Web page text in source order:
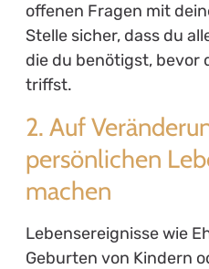
offenen Fragen mit
Stelle sicher, dass du
die du benötigst, bevor
triffst.
2. Auf
persönlichen
machen
Lebensereignisse wie
Geburten von Kindern